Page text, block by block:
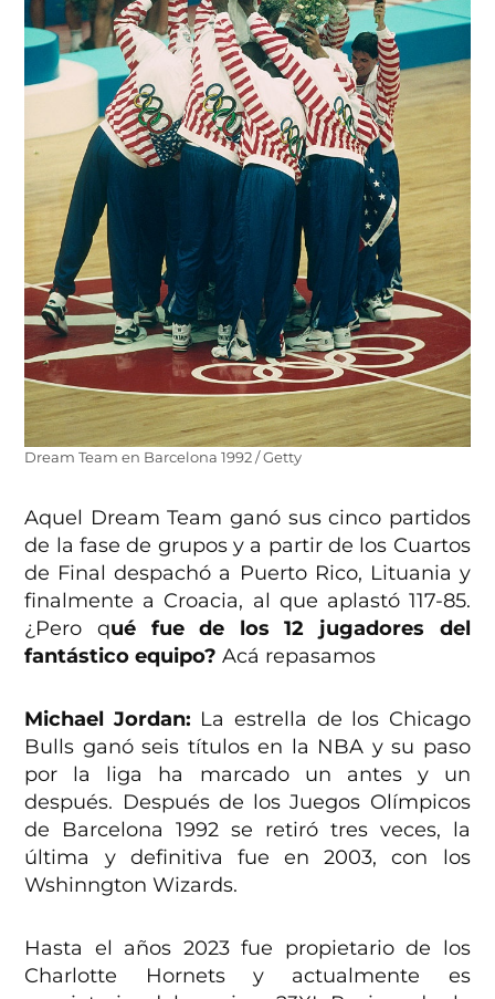
Dream Team en Barcelona 1992 / Getty
Aquel Dream Team ganó sus cinco partidos
de la fase de grupos y a partir de los Cuartos
de Final despachó a Puerto Rico, Lituania y
finalmente a Croacia, al que aplastó 117-85.
¿Pero qué fue de los 12 jugadores del
fantástico equipo? Acá repasamos
Michael Jordan: La estrella de los Chicago
Bulls ganó seis títulos en la NBA y su paso
por la liga ha marcado un antes y un
después. Después de los Juegos Olímpicos
de Barcelona 1992 se retiró tres veces, la
última y definitiva fue en 2003, con los
Wshinngton Wizards.
Hasta el años 2023 fue propietario de los
Charlotte Hornets y actualmente es